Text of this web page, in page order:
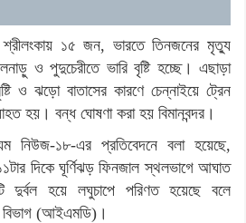
শ্রীলংকায় ১৫ জন, ভারতে তিনজনের মৃত্যু
ও পুদুচেরীতে ভারি বৃষ্টি হচ্ছে। এছাড়া
ও ঝড়ো বাতাসের কারণে চেন্নাইয়ে ট্রেন
হয়। বন্ধ ঘোষণা করা হয় বিমানবন্দর।
নিউজ-১৮-এর প্রতিবেদনে বলা হয়েছে,
দিকে ঘূর্ণিঝড় ফিনজাল স্থলভাগে আঘাত
দুর্বল হয়ে লঘুচাপে পরিণত হয়েছে বলে
বিভাগ (আইএমডি)।